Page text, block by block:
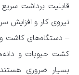
قابلیت برداشت
نیروی کار و افزایش
– دستگاه‌های کاشت
کشت حبوبات و
بسیار ضروری